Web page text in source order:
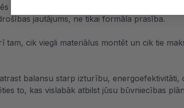
ietaupīt apkures sezonā, savukārt skaņu
jautājums, ne tikai formāla prasība.
tam, cik viegli materiālus montēt un cik tie
balansu starp izturību,
to, kas vislabāk atbilst jūsu būvniecības